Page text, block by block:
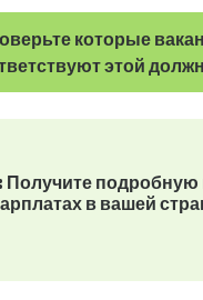
которые
этой
Получите
в вашей